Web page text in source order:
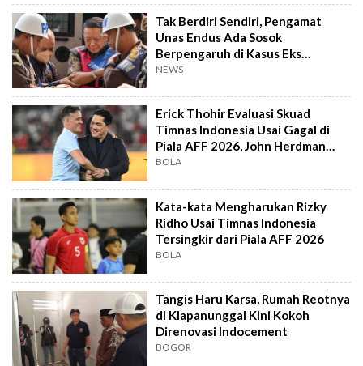
Tak Berdiri Sendiri, Pengamat
Unas Endus Ada Sosok
Berpengaruh di Kasus Eks
Jampidsus
NEWS
Erick Thohir Evaluasi Skuad
Timnas Indonesia Usai Gagal di
Piala AFF 2026, John Herdman
Out?
BOLA
Kata-kata Mengharukan Rizky
Ridho Usai Timnas Indonesia
Tersingkir dari Piala AFF 2026
BOLA
Tangis Haru Karsa, Rumah Reotnya
di Klapanunggal Kini Kokoh
Direnovasi Indocement
BOGOR